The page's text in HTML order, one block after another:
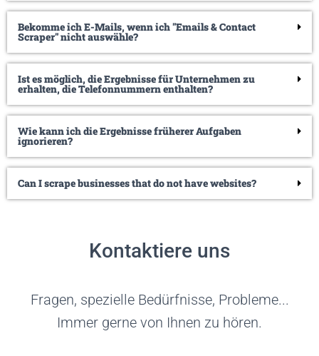
Bekomme ich E-Mails, wenn ich "Emails & Contact
Scraper" nicht auswähle?
Ist es möglich, die Ergebnisse für Unternehmen zu
erhalten, die Telefonnummern enthalten?
Wie kann ich die Ergebnisse früherer Aufgaben
ignorieren?
Can I scrape businesses that do not have websites?
Kontaktiere uns
Fragen, spezielle Bedürfnisse, Probleme...
Immer gerne von Ihnen zu hören.